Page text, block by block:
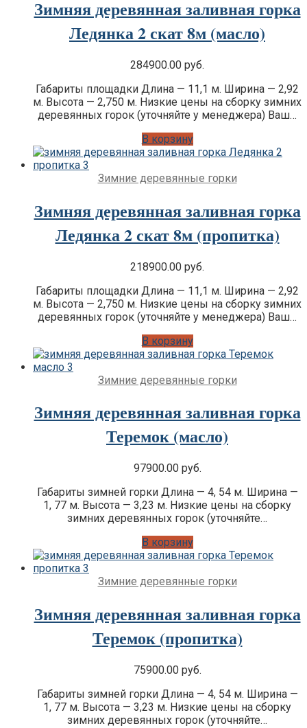
Зимняя деревянная заливная горка
Ледянка 2 скат 8м (масло)
284900.00 руб.
Габариты площадки Длина — 11,1 м. Ширина — 2,92
м. Высота — 2,750 м. Низкие цены на сборку зимних
деревянных горок (уточняйте у менеджера) Ваш…
В корзину
Зимние деревянные горки
Зимняя деревянная заливная горка
Ледянка 2 скат 8м (пропитка)
218900.00 руб.
Габариты площадки Длина — 11,1 м. Ширина — 2,92
м. Высота — 2,750 м. Низкие цены на сборку зимних
деревянных горок (уточняйте у менеджера) Ваш…
В корзину
Зимние деревянные горки
Зимняя деревянная заливная горка
Теремок (масло)
97900.00 руб.
Габариты зимней горки Длина — 4, 54 м. Ширина —
1, 77 м. Высота — 3,23 м. Низкие цены на сборку
зимних деревянных горок (уточняйте…
В корзину
Зимние деревянные горки
Зимняя деревянная заливная горка
Теремок (пропитка)
75900.00 руб.
Габариты зимней горки Длина — 4, 54 м. Ширина —
1, 77 м. Высота — 3,23 м. Низкие цены на сборку
зимних деревянных горок (уточняйте…